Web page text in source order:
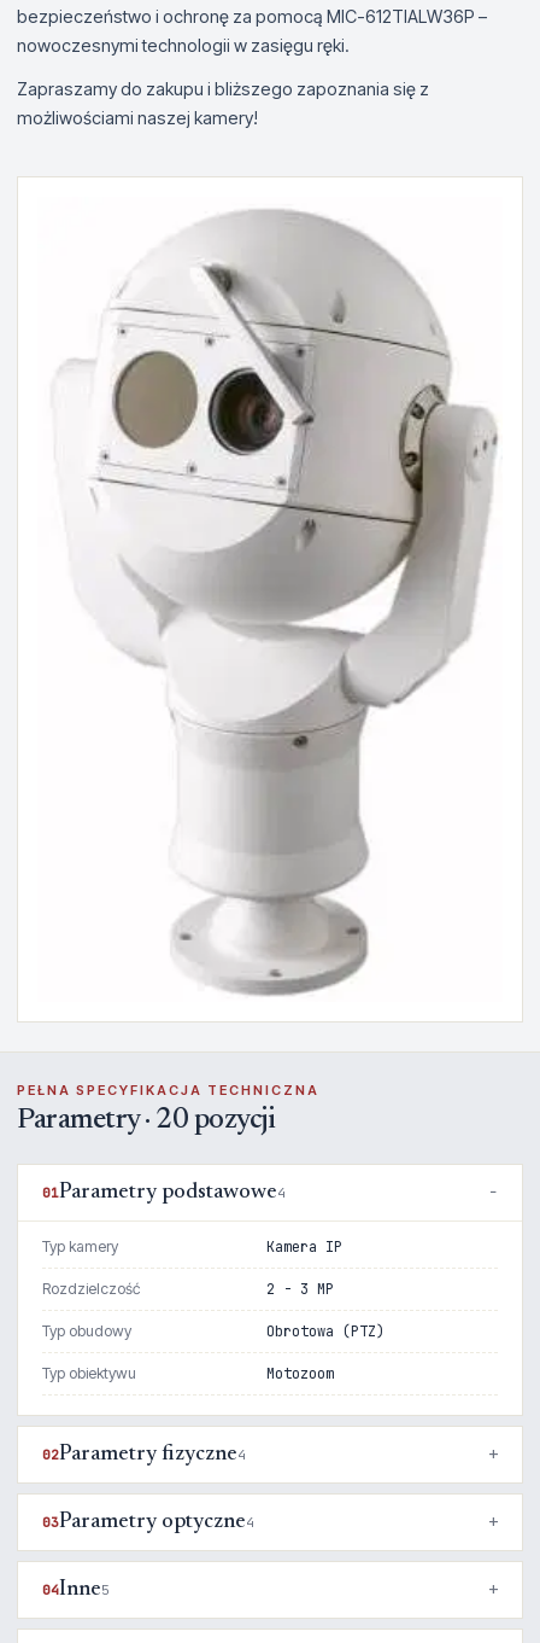
bezpieczeństwo i ochronę za pomocą MIC-612TIALW36P –
nowoczesnymi technologii w zasięgu ręki.
Zapraszamy do zakupu i bliższego zapoznania się z
możliwościami naszej kamery!
PEŁNA SPECYFIKACJA TECHNICZNA
Parametry · 20 pozycji
01Parametry podstawowe4
Typ kamery Kamera IP
Rozdzielczość 2 - 3 MP
Typ obudowy Obrotowa (PTZ)
Typ obiektywu Motozoom
02Parametry fizyczne4
03Parametry optyczne4
04Inne5